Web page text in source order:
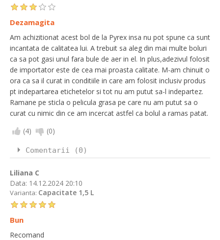
Dezamagita
Am achizitionat acest bol de la Pyrex insa nu pot spune ca sunt
incantata de calitatea lui. A trebuit sa aleg din mai multe boluri
ca sa pot gasi unul fara bule de aer in el. In plus,adezivul folosit
de importator este de cea mai proasta calitate. M-am chinuit o
ora ca sa il curat in conditiile in care am folosit inclusiv produs
pt indepartarea etichetelor si tot nu am putut sa-l indepartez.
Ramane pe sticla o pelicula grasa pe care nu am putut sa o
curat cu nimic din ce am incercat astfel ca bolul a ramas patat.
(4) (0)
Comentarii (0)
Liliana C
Data: 14.12.2024 20:10
Varianta: Capacitate 1,5 L
Bun
Recomand